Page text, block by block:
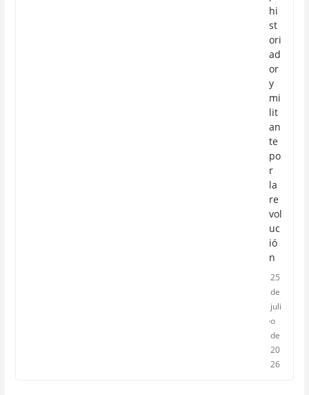
hi
st
ori
ad
or
y
mi
lit
an
te
po
r
la
re
vol
uc
ió
n
25
de
juli
o
de
20
26